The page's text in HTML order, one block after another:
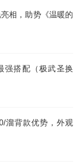
相，助势《温暖的
强搭配（极武圣换
溜背款优势，外观